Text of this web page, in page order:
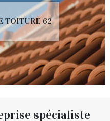
TOITURE 62
spécialiste